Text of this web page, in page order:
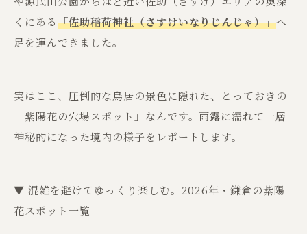
くにある「佐助稲荷神社（さすけいなりじんじゃ）」へ
足を運んできました。
実はここ、圧倒的な鳥居の景色に隠れた、とっておきの
「紫陽花の穴場スポット」なんです。雨露に濡れて一層
神秘的になった境内の様子をレポートします。
▼ 混雑を避けてゆっくり楽しむ。2026年・鎌倉の紫陽
花スポット一覧